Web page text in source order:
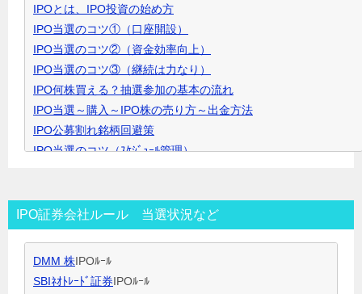
ク
リ
ッ
ク
で
開
き
ま
IPOとは、IPO投資の始め方
IPO当選のコツ①（口座開設）
IPO当選のコツ②（資金効率向上）
IPO当選のコツ③（継続は力なり）
IPO何株買える？抽選参加の基本の流れ
IPO当選～購入～IPO株の売り方～出金方法
IPO公募割れ銘柄回避策
IPO当選のコツ（ｽｹｼﾞｭｰﾙ管理）
IPO当選のコツ（無理なく継続）
IPO閑散期、空白期間の過ごし方
IPO証券会社ルール 当選状況など
DMM 株IPOﾙｰﾙ
SBIﾈｵﾄﾚｰﾄﾞ証券IPOﾙｰﾙ